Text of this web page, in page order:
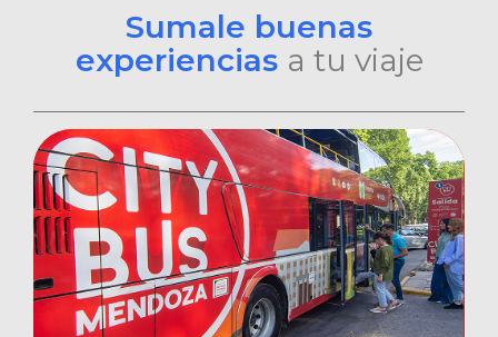
Sumale buenas
experiencias a tu viaje